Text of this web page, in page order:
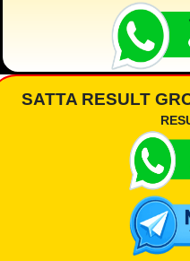
SATTA RESULT